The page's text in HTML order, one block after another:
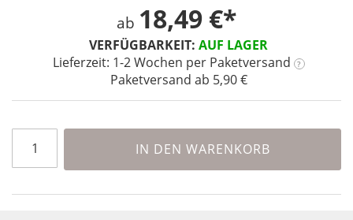
VERFÜGBARKEIT: AUF LAGER
Lieferzeit: 1-2 Wochen per Paketversand ?
Paketversand ab 5,90 €
ab 18,49 €
IN DEN WARENKORB